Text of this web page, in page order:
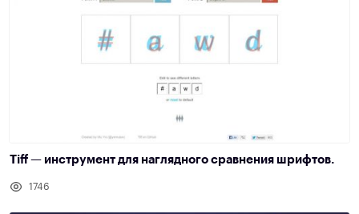
Tiff — инструмент для наглядного сравнения шрифтов.
1746